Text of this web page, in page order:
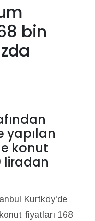
bin
yapılan
konut
liradan
Kurtköy'de
fiyatları 168